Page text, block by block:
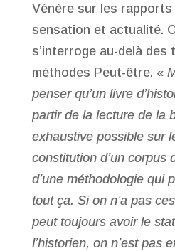
Vénère sur les
sensation et actualité.
s’interroge au-delà des
méthodes Peut-être. «
penser qu’un livre
partir de la lecture de la
exhaustive possible sur
constitution d’un corpus
d’une méthodologie qui
tout ça. Si on n’a pas
peut toujours avoir le
l’historien, on n’est pas